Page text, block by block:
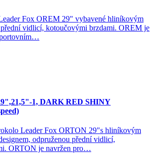
Fox OREM 29" vybavené hliníkovým
přední vidlicí, kotoučovými brzdami. OREM je
1, DARK RED SHINY
Leader Fox ORTON 29"s hliníkovým
odpruženou přední vidlicí,
ORTON je navržen pro…